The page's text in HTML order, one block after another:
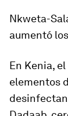
Nkweta-
aumentó
En Kenia,
elementos